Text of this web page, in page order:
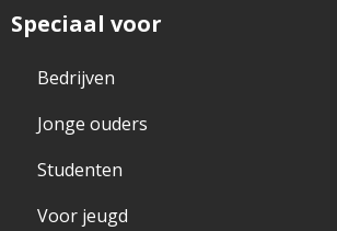
Speciaal voor
Bedrijven
Jonge ouders
Studenten
Voor jeugd